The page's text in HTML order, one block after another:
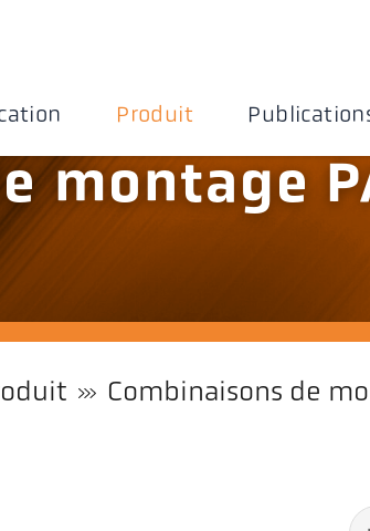
Produit
montage
Combinaisons de